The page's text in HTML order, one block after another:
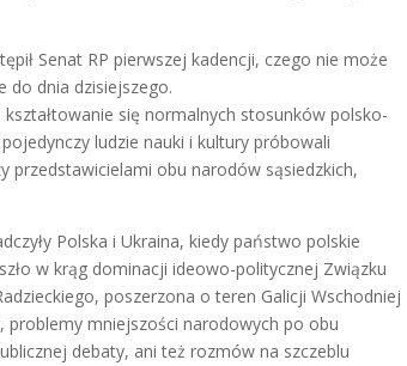
Senat RP pierwszej kadencji, czego nie może
do dnia dzisiejszego.
się normalnych stosunków polsko-
ludzie nauki i kultury próbowali
przedstawicielami obu narodów sąsiedzkich,
Polska i Ukraina, kiedy państwo polskie
w krąg dominacji ideowo-politycznej Związku
poszerzona o teren Galicji Wschodniej
problemy mniejszości narodowych po obu
debaty, ani też rozmów na szczeblu